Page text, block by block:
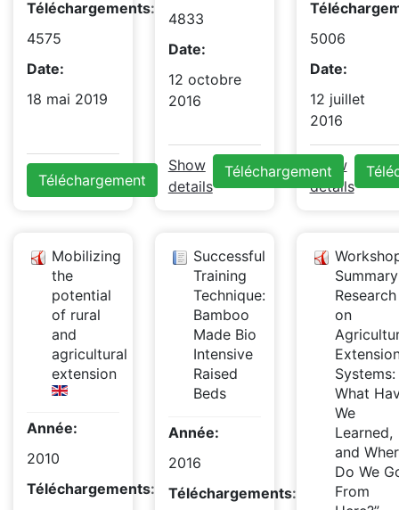
Téléchargements:
4575
Date:
18 mai 2019
Téléchargement
4833
Date:
12 octobre
2016
Show
details
Téléchargement
5006
Date:
12 juillet
2016
Show
details
Mobilizing
the
potential
of rural
and
agricultural
extension
Année:
2010
Téléchargements:
Successful
Training
Technique:
Bamboo
Made Bio
Intensive
Raised
Beds
Année:
2016
Téléchargements:
Research
on
Systems:
What
We
Learned,
and
Do We
From